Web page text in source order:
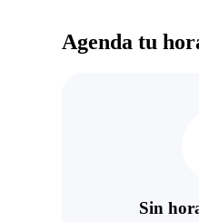
Agenda tu
Sin